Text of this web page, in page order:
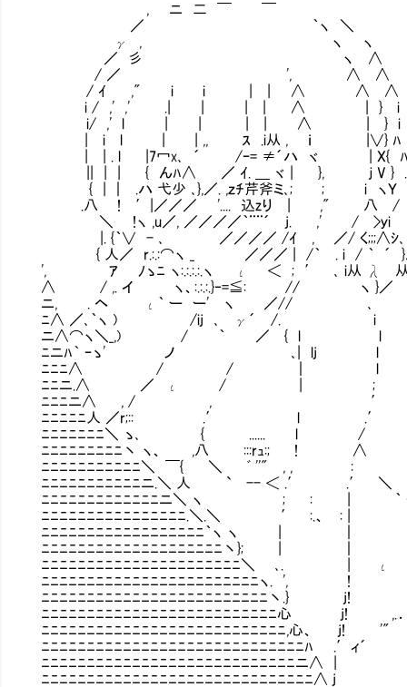
, ニ 二 ￣ ￣
／ ｀ヽ ＼
γ , ヽ ヽ ＼人_人
／ 彡 ヽ ∧ ）
/ ／ ', ∧ ∧ ＜ /＼
/ ｲ ," i i | | ∧ ∧ ∧ ）
i / ,' ,' .| | | | ∧ | } i ＜.
i/ ,' l | | | | ∧ | } i ）
| i l | | ,, ｽ .i从 , ｉ |∨} ﾊ ＜..
| | . l |7冖x､ ´ /ｰ= ≠´ハ ヾ | X{ ﾊ
|| | | { んﾊ∧ ／ ｲ. ＿ ヾ | }, ｊ V } .
{ | ｜ .ハ 弋少 ､},／. ,ｚﾁ芹斧ミ､; ; i ヽ
.八 ! ′|／／／ '.... 込zり | ," 八 / ､
＼ !ヽ ,u／, ／／／／｀¨¨´ j. ,' / >ｙ
|. {｀∨ - ､ ／／／／ /ｲ , ／/ く;;;∧ｼ､
{ 人／ r.:.:⌒ヽ _ ／／／ | /｀ . i / ｀ ´ }
', ｱ ﾉゝﾆ ヽ:.:.:.:.ヽ ι ＜ ; ′ ､ i从 λ 从ノ
∧ / ,. イ ヽ、:.:.:.}‐=≦: // ヽ }／ ゝ。
ニ, . ヘ ι｀ ー ー' ヽ ／// ､
ﾆ∧ ／､｀ヽ ) /ij ､ γ´ /. i ¨_フ
ニ∧⌒ヽ＼_,) / ｀ ／ { l l ∠
ﾆニﾊ｀ ｰゝ' ノ ､| lj l / ヽ }
ﾆﾆﾆ∧ / / ｜ l 乂_○_.
ﾆﾆニ.∧ ／ ι / | ;
ﾆﾆﾆニ∧ , / , ′ ¨_フ ／ .
ﾆﾆﾆﾆﾆ人 ／r;:: .′ l .′ ∠
ﾆﾆﾆﾆﾆﾆﾆ＼ ゝ､ { ...... l / /
ﾆﾆﾆﾆﾆﾆﾆﾆﾆ丶 ヽ、 ,八 :::rｭ:; ! ∧ 乂
ﾆﾆﾆﾆﾆﾆﾆﾆﾆﾆﾆ＼ ￣{ ＼ ﾞ ''"
ﾆﾆﾆﾆﾆﾆﾆﾆﾆﾆﾆニ.＼ 人 ` -- ＜ .′ .′
ﾆﾆﾆﾆﾆﾆﾆﾆﾆﾆﾆﾆﾆニ＼ ヽ ; : | ｀
ﾆﾆﾆﾆﾆﾆﾆﾆﾆﾆﾆﾆﾆﾆﾆﾆ.＼.＼ ′ :.、 : |
ﾆﾆﾆﾆﾆﾆﾆﾆﾆﾆﾆﾆﾆﾆﾆﾆﾆﾆ｀ヽ ヽ
ﾆﾆﾆﾆﾆﾆﾆﾆﾆﾆﾆﾆﾆﾆﾆﾆﾆﾆﾆﾆ丶}; | ｜
ﾆﾆﾆﾆﾆﾆﾆﾆﾆﾆﾆﾆﾆﾆﾆﾆﾆﾆﾆﾆﾆﾆ＼ ､. | ι
ﾆﾆﾆﾆﾆﾆﾆﾆﾆﾆﾆﾆﾆﾆﾆﾆﾆﾆﾆﾆﾆﾆﾆﾆヽ. ', !
ﾆﾆﾆﾆﾆﾆﾆﾆﾆﾆﾆﾆﾆﾆﾆﾆﾆﾆﾆﾆﾆﾆﾆﾆﾆ丶.} j!
ﾆﾆﾆﾆﾆﾆﾆﾆﾆﾆﾆﾆﾆﾆﾆﾆﾆﾆﾆﾆﾆﾆﾆﾆﾆﾆ心 j! ,.．
ﾆﾆﾆﾆﾆﾆﾆﾆﾆﾆﾆﾆﾆﾆﾆﾆﾆﾆﾆﾆﾆﾆﾆﾆﾆﾆﾆ,心、 j! '"
ﾆﾆﾆﾆﾆﾆﾆﾆﾆﾆﾆﾆﾆﾆﾆﾆﾆﾆﾆﾆﾆﾆﾆﾆﾆﾆﾆﾆﾆﾊ .′ィ´
ﾆﾆﾆﾆﾆﾆﾆﾆﾆﾆﾆﾆﾆﾆﾆﾆﾆﾆﾆﾆﾆﾆﾆﾆﾆﾆﾆﾆニ∧ |
ﾆﾆﾆﾆﾆﾆﾆﾆﾆﾆﾆﾆﾆﾆﾆﾆﾆﾆﾆﾆﾆﾆﾆﾆﾆﾆﾆ